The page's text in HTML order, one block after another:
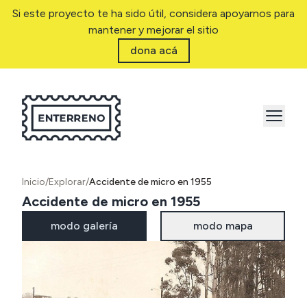
Si este proyecto te ha sido útil, considera apoyarnos para
mantener y mejorar el sitio
dona acá
Inicio/Explorar/Accidente de micro en 1955
Accidente de micro en 1955
modo galería modo mapa